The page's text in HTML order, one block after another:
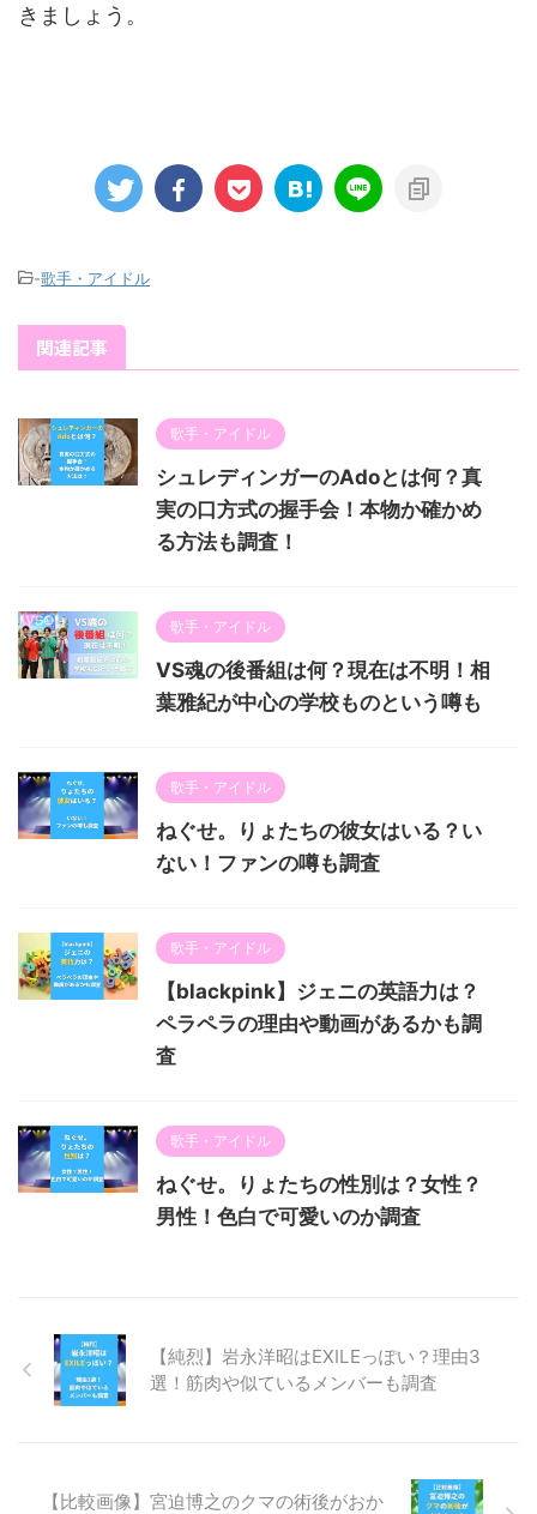
きましょう。
-歌手・アイドル
関連記事
歌手・アイドル
シュレディンガーのAdoとは何？真
実の口方式の握手会！本物か確かめ
る方法も調査！
歌手・アイドル
VS魂の後番組は何？現在は不明！相
葉雅紀が中心の学校ものという噂も
歌手・アイドル
ねぐせ。りょたちの彼女はいる？い
ない！ファンの噂も調査
歌手・アイドル
【blackpink】ジェニの英語力は？
ペラペラの理由や動画があるかも調
査
歌手・アイドル
ねぐせ。りょたちの性別は？女性？
男性！色白で可愛いのか調査
【純烈】岩永洋昭はEXILEっぽい？理由3
選！筋肉や似ているメンバーも調査
【比較画像】宮迫博之のクマの術後がおか